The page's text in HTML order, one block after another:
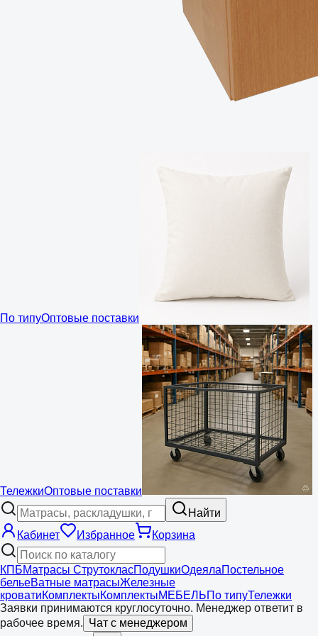
По типуОптовые поставки
ТележкиОптовые поставки
Найти
Кабинет
Избранное Корзина
КПБМатрасы СтрутокласПодушкиОдеялаПостельное
бельеВатные матрасыЖелезные
кроватиКомплектыКомплектыМЕБЕЛЬПо типуТележки
Заявки принимаются круглосуточно. Менеджер ответит в
рабочее время. Чат с менеджером